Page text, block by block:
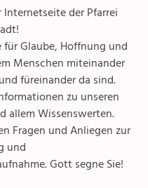
der Pfarrei
für Glaube, Hoffnung und
Menschen miteinander
füreinander da sind.
zu unseren
allem Wissenswerten.
Fragen und Anliegen zur
und
Gott segne Sie!